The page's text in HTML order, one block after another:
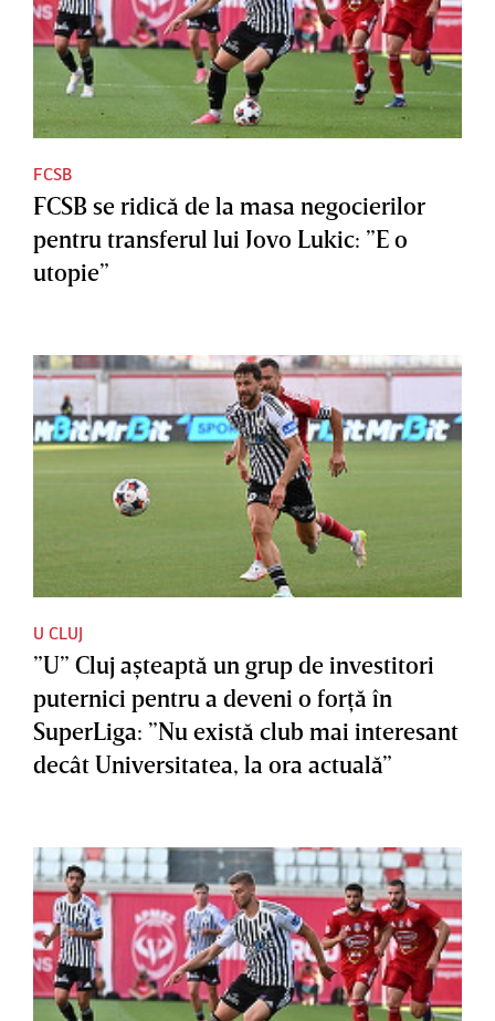
FCSB
FCSB se ridică de la masa negocierilor
pentru transferul lui Jovo Lukic: ”E o
utopie”
U CLUJ
”U” Cluj aşteaptă un grup de investitori
puternici pentru a deveni o forţă în
SuperLiga: ”Nu există club mai interesant
decât Universitatea, la ora actuală”